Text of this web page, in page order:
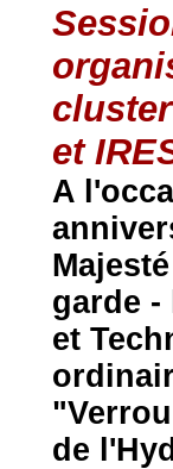
et
A
garde -
et
de